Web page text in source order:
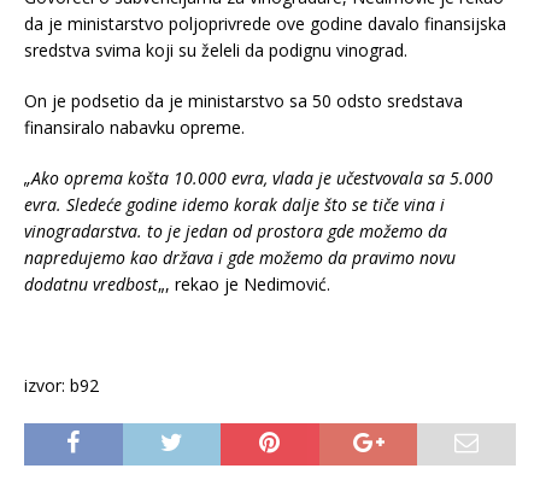
da je ministarstvo poljoprivrede ove godine davalo finansijska
sredstva svima koji su želeli da podignu vinograd.
On je podsetio da je ministarstvo sa 50 odsto sredstava
finansiralo nabavku opreme.
„Ako oprema košta 10.000 evra, vlada je učestvovala sa 5.000
evra. Sledeće godine idemo korak dalje što se tiče vina i
vinogradarstva. to je jedan od prostora gde možemo da
napredujemo kao država i gde možemo da pravimo novu
dodatnu vredbost„, rekao je Nedimović.
izvor: b92